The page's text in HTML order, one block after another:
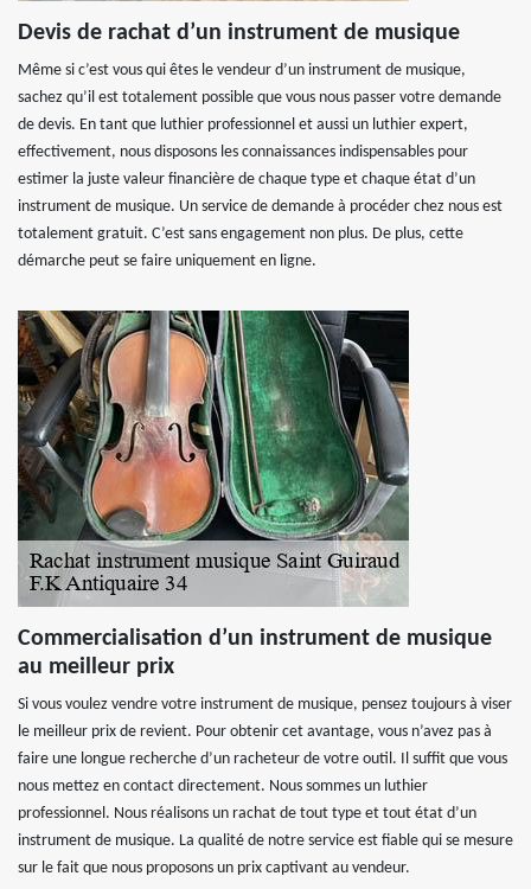
Devis de rachat d’un instrument de musique
Même si c’est vous qui êtes le vendeur d’un instrument de musique,
sachez qu’il est totalement possible que vous nous passer votre demande
de devis. En tant que luthier professionnel et aussi un luthier expert,
effectivement, nous disposons les connaissances indispensables pour
estimer la juste valeur financière de chaque type et chaque état d’un
instrument de musique. Un service de demande à procéder chez nous est
totalement gratuit. C’est sans engagement non plus. De plus, cette
démarche peut se faire uniquement en ligne.
Commercialisation d’un instrument de musique
au meilleur prix
Si vous voulez vendre votre instrument de musique, pensez toujours à viser
le meilleur prix de revient. Pour obtenir cet avantage, vous n’avez pas à
faire une longue recherche d’un racheteur de votre outil. Il suffit que vous
nous mettez en contact directement. Nous sommes un luthier
professionnel. Nous réalisons un rachat de tout type et tout état d’un
instrument de musique. La qualité de notre service est fiable qui se mesure
sur le fait que nous proposons un prix captivant au vendeur.